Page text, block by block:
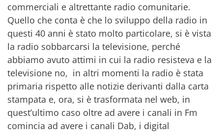
commerciali e altrettante radio comunitarie.
Quello che conta è che lo sviluppo della radio in
questi 40 anni è stato molto particolare, si è vista
la radio sobbarcarsi la televisione, perché
abbiamo avuto attimi in cui la radio resisteva e la
televisione no, in altri momenti la radio è stata
primaria rispetto alle notizie derivanti dalla carta
stampata e, ora, si è trasformata nel web, in
quest’ultimo caso oltre ad avere i canali in Fm
comincia ad avere i canali Dab, i digital